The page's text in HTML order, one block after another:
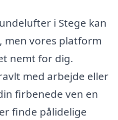
i Stege kan
vores platform
nemt for dig.
med arbejde eller
firbenede ven en
finde pålidelige